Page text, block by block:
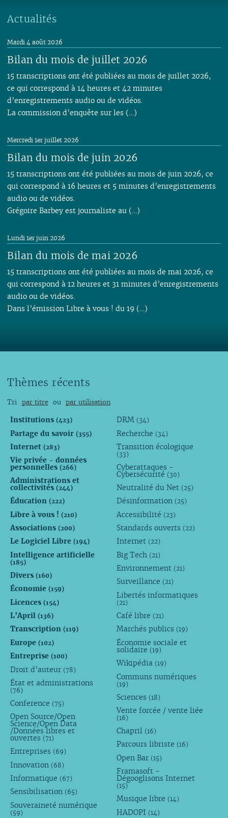
Actualités
Bilan du mois de juillet 2026
Mardi 4 août 2026
15 transcriptions ont été publiées au mois de juillet 2026,
ce qui correspond à 14 heures et 42 minutes
d’enregistrements audio ou de vidéos.
La commission d’enquête sur les (…)
Bilan du mois de juin 2026
Mercredi 1er juillet 2026
15 transcriptions ont été publiées au mois de juin 2026, ce
qui correspond à 16 heures et 5 minutes d’enregistrements
audio ou de vidéos.
Grégoire Barbey est journaliste au (…)
Bilan du mois de mai 2026
Lundi 1er juin 2026
15 transcriptions ont été publiées au mois de mai 2026, ce
qui correspond à 12 heures et 31 minutes d’enregistrements
audio ou de vidéos.
Dans l’émission Libre à vous ! du 19 (…)
Thèmes récents
Tri par titre ou par utilisation
Institutions (423)
Partage du savoir (355)
Internet (283)
Vie privée - données
personnelles (266)
Administrations et
collectivités (244)
Éducation (222)
Libre à vous ! (210)
Associations (200)
Le Logiciel Libre (194)
Intelligence artificielle
(185)
Divers (160)
Économie (159)
Licences (154)
L’April (136)
Transcription (119)
Europe (102)
Entreprise (100)
Droit d’auteur (78)
État et administrations
(76)
Conference (75)
Open Source/Open
Science/Open Data
/Données libres et
ouvertes (71)
Entreprises (69)
Innovation (68)
Informatique (67)
Sensibilisation (65)
Souveraineté numérique
(59)
DRM (34)
Recherche (34)
Transition écologique
(33)
Cyberattaques -
Cybersécurité (30)
Neutralité du Net (25)
Désinformation (25)
Accessibilité (23)
Standards ouverts (22)
Internet (22)
Big Tech (21)
Environnement (21)
Surveillance (21)
Libertés informatiques
(21)
Café libre (21)
Marchés publics (19)
Économie sociale et
solidaire (19)
Wikipédia (19)
Communs numériques
(19)
Sciences (18)
Vente forcée / vente liée
(16)
Chapril (16)
Parcours libriste (16)
Open Bar (15)
Framasoft -
Dégooglisons Internet
(15)
Musique libre (14)
HADOPI (14)